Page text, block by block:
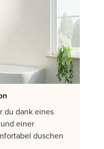
du dank eines
einer
duschen